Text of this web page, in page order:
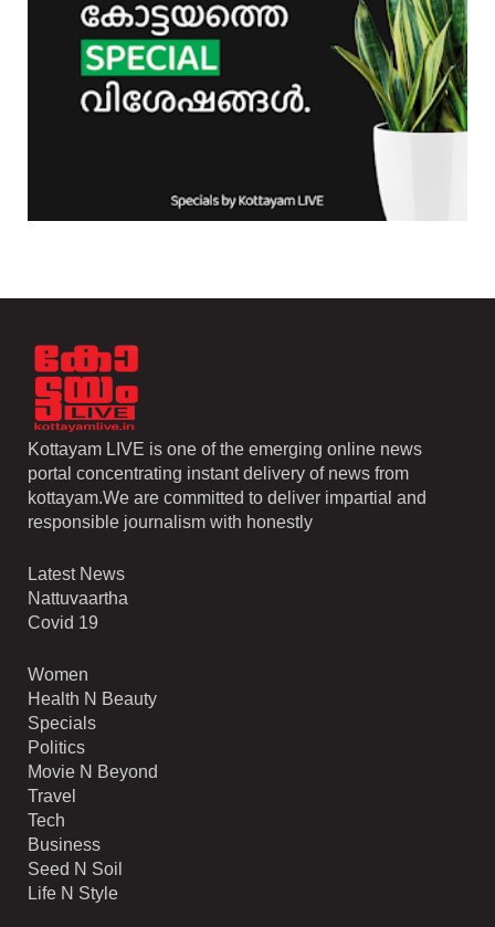
Kottayam LIVE is one of the emerging online news
portal concentrating instant delivery of news from
kottayam.We are committed to deliver impartial and
responsible journalism with honestly
Latest News
Nattuvaartha
Covid 19
Women
Health N Beauty
Specials
Politics
Movie N Beyond
Travel
Tech
Business
Seed N Soil
Life N Style